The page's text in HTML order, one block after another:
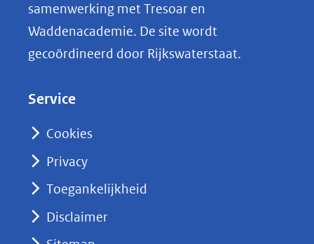
k
e
nieuw
samenwerking met Tresoar en
Waddenacademie. De site wordt
gecoördineerd door Rijkswaterstaat.
Service
Cookies
Privacy
Toegankelijkheid
Disclaimer